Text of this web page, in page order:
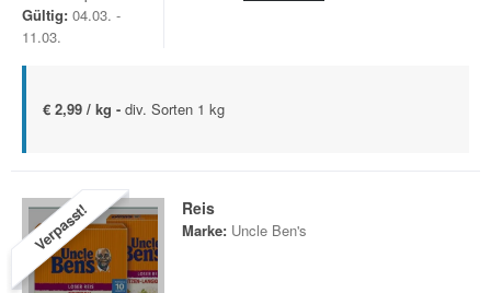
Gültig: 04.03. -
11.03.
€ 2,99 / kg - div. Sorten 1 kg
Verpasst! Reis
Marke: Uncle Ben's